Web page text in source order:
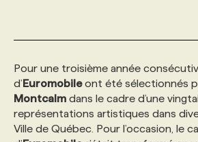
AFFAIRES DE L'INDUSTRIE
INITIATIVES NUMÉRIQUES
PRIX ET DISTINCTIONS
WEB & MÉDIAS SOCIAUX
MARKETING DURABLE
GEO/SEO
INFOLETTRE PUBLICITÉ
ANNONCEZ AVEC NOUS
CONSULTER LA CVTHÈQUE
PROFIL ENTREPRISE
FAQ
VOIR LES OFFRES
PROFIL CANDIDAT
FAQ
ANNONCEZ AVEC NOUS
NOS FORMATIONS EN LIGNE
NOS PARCOURS DE
FORMATIONS
CHASSE DE TÊTE
SERVICE DE CHASSE DE TÊTE
NOS TARIFS
Pour une troisième année
d’Euromobileont été sélectionnés
Montcalm dans le cadre d’une
représentations artistiques dans
Ville de Québec. Pour l’occasion, le